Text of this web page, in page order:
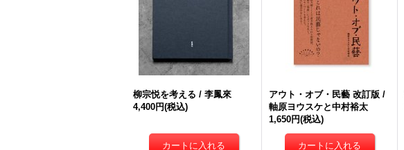
柳宗悦を考える / 李鳳來
4,400円(税込)
アウト・オブ・民藝 改訂版 /
軸原ヨウスケと中村裕太
1,650円(税込)